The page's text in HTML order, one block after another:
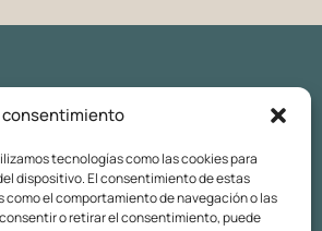
tecnologías como las cookies para
dispositivo. El consentimiento de estas
el comportamiento de navegación o las
o retirar el consentimiento, puede
17, Principal 3a, 08003 - Barcelona
POLÍTICA DE COOKIES